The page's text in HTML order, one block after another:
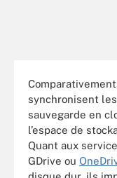
synchronisent
sauvegarde en
l’espace de
Quant aux
GDrive ou